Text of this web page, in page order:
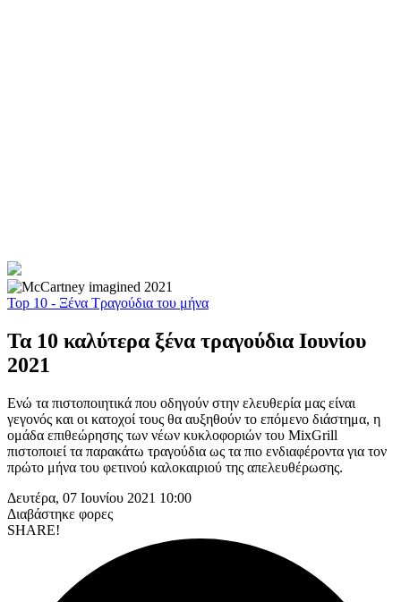
Top 10 - Ξένα Τραγούδια του μήνα
Τα 10 καλύτερα ξένα τραγούδια Ιουνίου
2021
Ενώ τα πιστοποιητικά που οδηγούν στην ελευθερία μας είναι
γεγονός και οι κατοχοί τους θα αυξηθούν το επόμενο διάστημα, η
ομάδα επιθεώρησης των νέων κυκλοφοριών του MixGrill
πιστοποιεί τα παρακάτω τραγούδια ως τα πιο ενδιαφέροντα για τον
πρώτο μήνα του φετινού καλοκαιριού της απελευθέρωσης.
Δευτέρα, 07 Ιουνίου 2021 10:00
Διαβάστηκε φορες
SHARE!